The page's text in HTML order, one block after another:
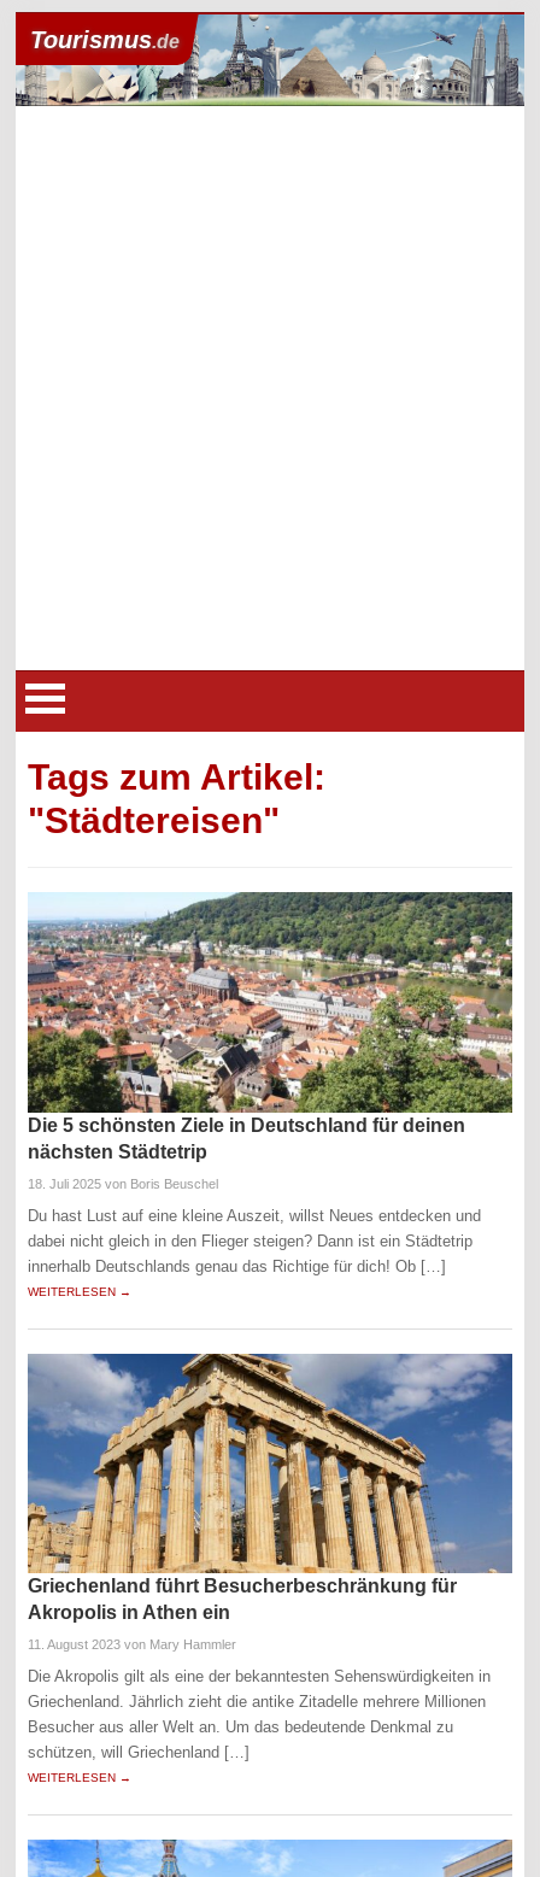
Tourismus.de
Tags zum Artikel:
"Städtereisen"
Die 5 schönsten Ziele in Deutschland für deinen
nächsten Städtetrip
18. Juli 2025 von Boris Beuschel
Du hast Lust auf eine kleine Auszeit, willst Neues entdecken und
dabei nicht gleich in den Flieger steigen? Dann ist ein Städtetrip
innerhalb Deutschlands genau das Richtige für dich! Ob […]
WEITERLESEN →
Griechenland führt Besucherbeschränkung für
Akropolis in Athen ein
11. August 2023 von Mary Hammler
Die Akropolis gilt als eine der bekanntesten Sehenswürdigkeiten in
Griechenland. Jährlich zieht die antike Zitadelle mehrere Millionen
Besucher aus aller Welt an. Um das bedeutende Denkmal zu
schützen, will Griechenland […]
WEITERLESEN →